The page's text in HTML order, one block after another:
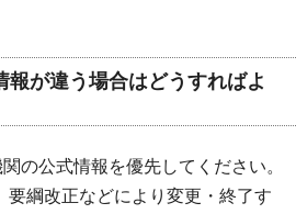
報が違う場合はどうすればよ
の公式情報を優先してください。
要綱改正などにより変更・終了す